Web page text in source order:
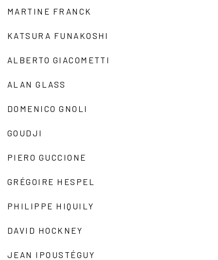
MARTINE FRANCK
KATSURA FUNAKOSHI
ALBERTO GIACOMETTI
ALAN GLASS
DOMENICO GNOLI
GOUDJI
PIERO GUCCIONE
GRÉGOIRE HESPEL
PHILIPPE HIQUILY
DAVID HOCKNEY
JEAN IPOUSTÉGUY